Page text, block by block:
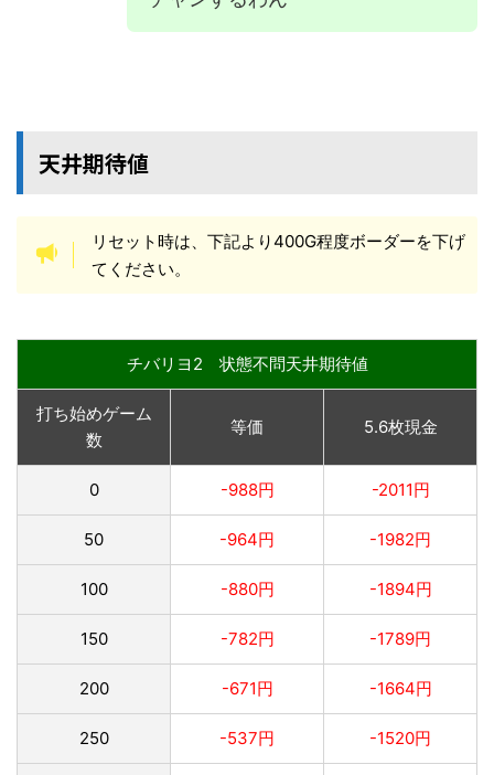
天井期待値
リセット時は、下記より400G程度ボーダーを下げ
てください。
チバリヨ2 状態不問天井期待値
打ち始めゲーム
数
等価 5.6枚現金
0 -988円 -2011円
50 -964円 -1982円
100 -880円 -1894円
150 -782円 -1789円
200 -671円 -1664円
250 -537円 -1520円